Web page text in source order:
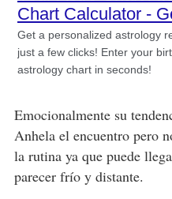
Emocionalmente su
Anhela el encuentro pero
la rutina ya que puede
parecer frío y distante.